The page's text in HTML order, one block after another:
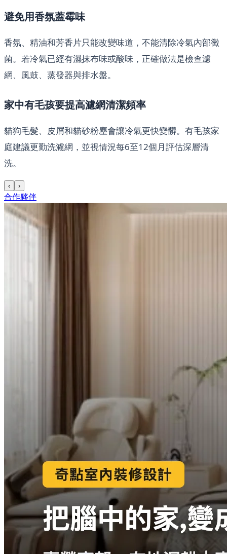
避免用香氛蓋霉味
香氛、精油和芳香片只能改變味道，不能清除冷氣內部黴
菌。若冷氣已經有濕抹布味或酸味，正確做法是檢查濾
網、風鼓、蒸發器與排水盤。
家中有毛孩要提高濾網清潔頻率
貓狗毛髮、皮屑和貓砂粉塵會讓冷氣更快變髒。有毛孩家
庭建議更勤洗濾網，並視情況每6至12個月評估深層清
洗。
‹ ›
合作夥伴